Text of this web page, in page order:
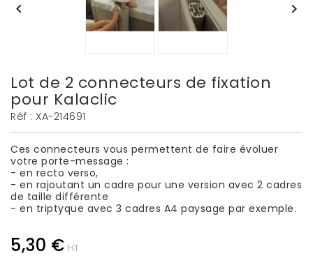
 
Lot de 2 connecteurs de fixation
pour Kalaclic
Réf : XA-214691
Ces connecteurs vous permettent de faire évoluer
votre porte-message :
- en recto verso,
- en rajoutant un cadre pour une version avec 2 cadres
de taille différente
- en triptyque avec 3 cadres A4 paysage par exemple.
5,30 € HT